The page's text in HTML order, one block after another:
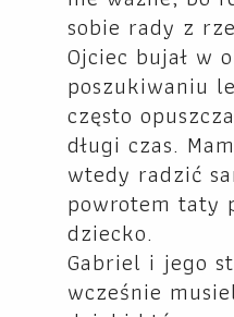
sobie rady z
Ojciec bujał w
poszukiwaniu
często
długi czas.
wtedy radzić
powrotem taty
dziecko.
Gabriel i jego
wcześnie